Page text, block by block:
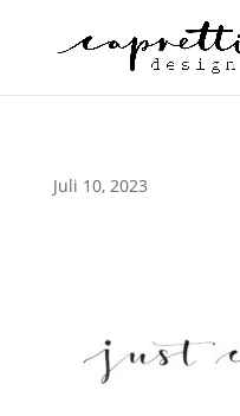
Juli 10, 2023